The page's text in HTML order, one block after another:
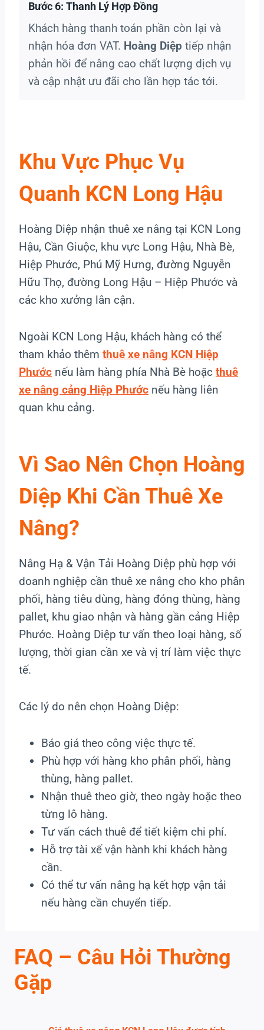
Bước 6: Thanh Lý Hợp Đồng
Khách hàng thanh toán phần còn lại và
nhận hóa đơn VAT. Hoàng Diệp tiếp nhận
phản hồi để nâng cao chất lượng dịch vụ
và cập nhật ưu đãi cho lần hợp tác tới.
Khu Vực Phục Vụ
Quanh KCN Long Hậu
Hoàng Diệp nhận thuê xe nâng tại KCN Long
Hậu, Cần Giuộc, khu vực Long Hậu, Nhà Bè,
Hiệp Phước, Phú Mỹ Hưng, đường Nguyễn
Hữu Thọ, đường Long Hậu – Hiệp Phước và
các kho xưởng lân cận.
Ngoài KCN Long Hậu, khách hàng có thể
tham khảo thêm thuê xe nâng KCN Hiệp
Phước nếu làm hàng phía Nhà Bè hoặc thuê
xe nâng cảng Hiệp Phước nếu hàng liên
quan khu cảng.
Vì Sao Nên Chọn Hoàng
Diệp Khi Cần Thuê Xe
Nâng?
Nâng Hạ & Vận Tải Hoàng Diệp phù hợp với
doanh nghiệp cần thuê xe nâng cho kho phân
phối, hàng tiêu dùng, hàng đóng thùng, hàng
pallet, khu giao nhận và hàng gần cảng Hiệp
Phước. Hoàng Diệp tư vấn theo loại hàng, số
lượng, thời gian cần xe và vị trí làm việc thực
tế.
Các lý do nên chọn Hoàng Diệp:
Báo giá theo công việc thực tế.
Phù hợp với hàng kho phân phối, hàng
thùng, hàng pallet.
Nhận thuê theo giờ, theo ngày hoặc theo
từng lô hàng.
Tư vấn cách thuê để tiết kiệm chi phí.
Hỗ trợ tài xế vận hành khi khách hàng
cần.
Có thể tư vấn nâng hạ kết hợp vận tải
nếu hàng cần chuyển tiếp.
FAQ – Câu Hỏi Thường
Gặp